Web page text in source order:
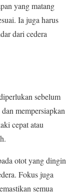
yang matang
Ia juga harus
dari cedera
sebelum
mempersiapkan
cepat atau
otot yang dingin
Fokus juga
semua